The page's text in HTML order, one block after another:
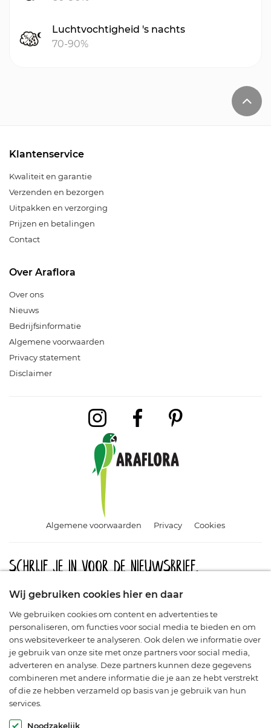
Luchtvochtigheid 's nachts
70-90%
Klantenservice
Kwaliteit en garantie
Verzenden en bezorgen
Uitpakken en verzorging
Prijzen en betalingen
Contact
Over Araflora
Over ons
Nieuws
Bedrijfsinformatie
Algemene voorwaarden
Privacy statement
Disclaimer
Algemene voorwaarden Privacy Cookies
Schrijf je in voor de nieuwsbrief.
Meld u aan en blijf op de hoogte van aanbiedingen, promoties
Wij gebruiken cookies hier en daar
We gebruiken cookies om content en advertenties te
personaliseren, om functies voor social media te bieden en om
ons websiteverkeer te analyseren. Ook delen we informatie over
je gebruik van onze site met onze partners voor social media,
adverteren en analyse. Deze partners kunnen deze gegevens
combineren met andere informatie die je aan ze hebt verstrekt
of die ze hebben verzameld op basis van je gebruik van hun
services.
Noodzakelijk